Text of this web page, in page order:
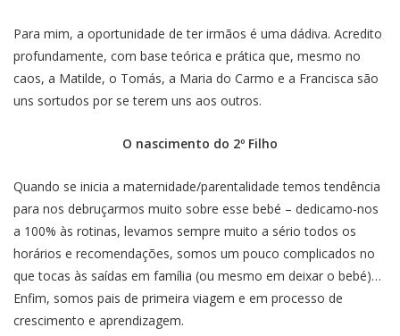
Para mim, a oportunidade de ter irmãos é uma dádiva. Acredito
profundamente, com base teórica e prática que, mesmo no
caos, a Matilde, o Tomás, a Maria do Carmo e a Francisca são
uns sortudos por se terem uns aos outros.
O nascimento do 2º Filho
Quando se inicia a maternidade/parentalidade temos tendência
para nos debruçarmos muito sobre esse bebé – dedicamo-nos
a 100% às rotinas, levamos sempre muito a sério todos os
horários e recomendações, somos um pouco complicados no
que tocas às saídas em família (ou mesmo em deixar o bebé)…
Enfim, somos pais de primeira viagem e em processo de
crescimento e aprendizagem.